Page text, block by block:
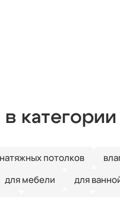
потолков
для мебели для